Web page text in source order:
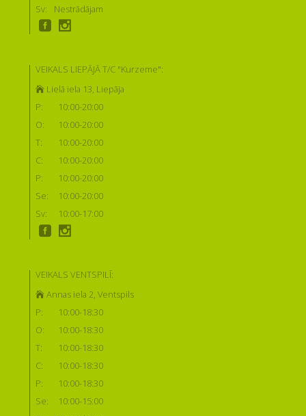
Sv:
Nestrādājam
VEIKALS LIEPĀJĀ T/C "Kurzeme":
Lielā iela 13, Liepāja
P:
10:00-20:00
O:
10:00-20:00
T:
10:00-20:00
C:
10:00-20:00
P:
10:00-20:00
Se:
10:00-20:00
Sv:
10:00-17:00
VEIKALS VENTSPILĪ:
Annas iela 2, Ventspils
P:
10:00-18:30
O:
10:00-18:30
T:
10:00-18:30
C:
10:00-18:30
P:
10:00-18:30
Se:
10:00-15:00